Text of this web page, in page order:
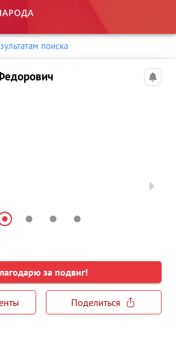
поиска
за подвиг!
Поделиться